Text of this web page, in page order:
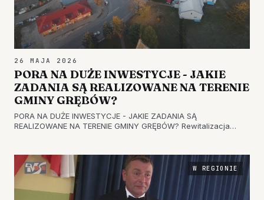
26 MAJA 2026
PORA NA DUŻE INWESTYCJE - JAKIE
ZADANIA SĄ REALIZOWANE NA TERENIE
GMINY GRĘBÓW?
PORA NA DUŻE INWESTYCJE - JAKIE ZADANIA SĄ
REALIZOWANE NA TERENIE GMINY GRĘBÓW? Rewitalizacja
inwestycje, które w 2026 zre…
W REGIONIE